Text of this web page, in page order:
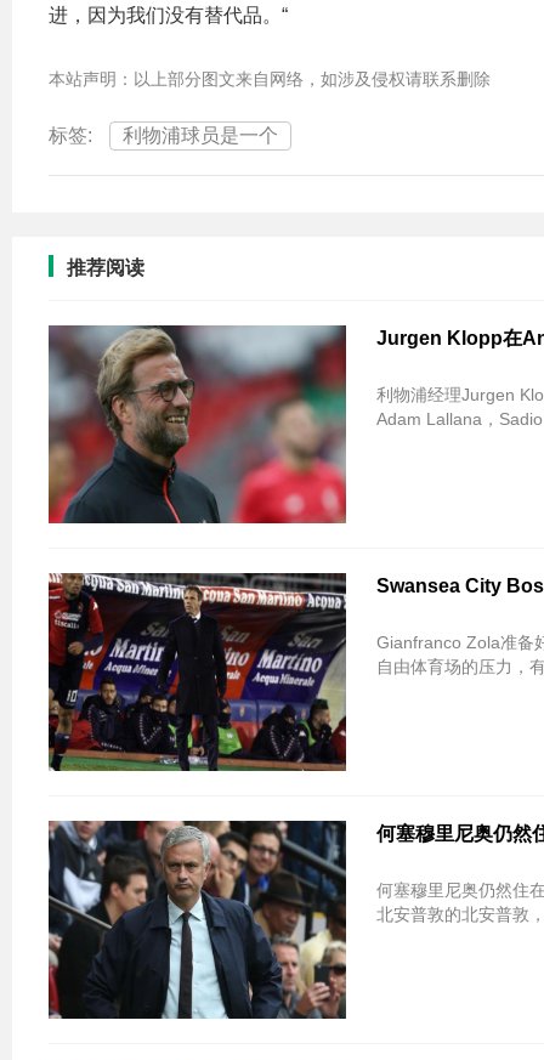
进，因为我们没有替代品。“
本站声明：以上部分图文来自网络，如涉及侵权请联系删除
标签: 利物浦球员是一个
推荐阅读
Jurgen Klopp在
利物浦经理Jurgen
Adam Lallana，
Swansea City
Gianfranco Zola准备
自由体育场的压力，
何塞穆里尼奥仍然
何塞穆里尼奥仍然住
北安普敦的北安普敦